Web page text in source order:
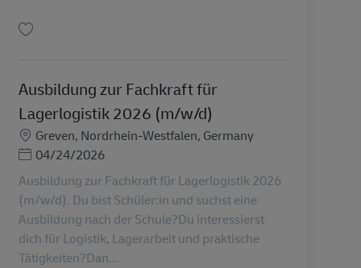
Ausbildung zur Fachkraft für
Lagerlogistik 2026 (m/w/d)
Miesto
Greven, Nordrhein-Westfalen, Germany
Posted Date
04/24/2026
Ausbildung zur Fachkraft für Lagerlogistik 2026
(m/w/d). Du bist Schüler:in und suchst eine
Ausbildung nach der Schule?Du interessierst
dich für Logistik, Lagerarbeit und praktische
Tätigkeiten?Dan...